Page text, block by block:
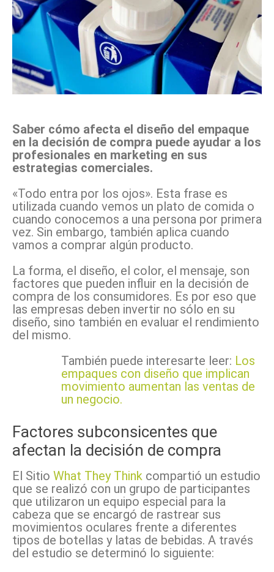
Saber cómo afecta el diseño del empaque
en la decisión de compra puede ayudar a los
profesionales en marketing en sus
estrategias comerciales.
«Todo entra por los ojos». Esta frase es
utilizada cuando vemos un plato de comida o
cuando conocemos a una persona por primera
vez. Sin embargo, también aplica cuando
vamos a comprar algún producto.
La forma, el diseño, el color, el mensaje, son
factores que pueden influir en la decisión de
compra de los consumidores. Es por eso que
las empresas deben invertir no sólo en su
diseño, sino también en evaluar el rendimiento
del mismo.
También puede interesarte leer: Los
empaques con diseño que implican
movimiento aumentan las ventas de
un negocio.
Factores subconsicentes que
afectan la decisión de compra
El Sitio What They Think compartió un estudio
que se realizó con un grupo de participantes
que utilizaron un equipo especial para la
cabeza que se encargó de rastrear sus
movimientos oculares frente a diferentes
tipos de botellas y latas de bebidas. A través
del estudio se determinó lo siguiente: